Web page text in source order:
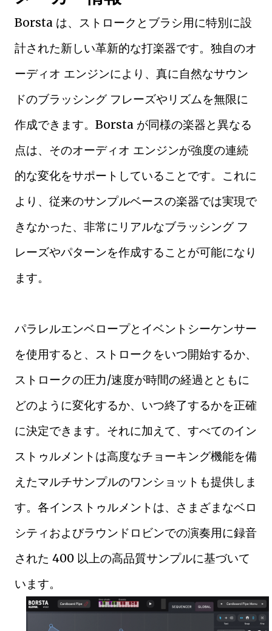
Borsta は、ストロークとブラシ用に特別に設
計された新しい革新的な打楽器です。独自のオ
ーディオ エンジンにより、真に自然なサウン
ドのブラッシング フレーズやリズムを無限に
作成できます。Borsta が同様の楽器と異なる
点は、そのオーディオ エンジンが強度の連続
的な変化をサポートしていることです。これに
より、従来のサンプルベースの楽器では実現で
きなかった、非常にリアルなブラッシング フ
レーズやパターンを作成することが可能になり
ます。
パラレルエンベロープとイベントシーケンサー
を使用すると、ストロークをいつ開始するか、
ストロークの圧力/速度が時間の経過とともに
どのように変化するか、いつ終了するかを正確
に決定できます。それに加えて、すべてのイン
ストゥルメントは高度なチョーキング機能を備
えたマルチサンプルのワンショットも提供しま
す。各インストゥルメントは、さまざまなベロ
シティおよびラウンドロビンでの演奏用に録音
された 400 以上の高品質サンプルに基づいて
います。